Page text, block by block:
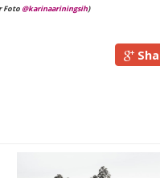
Foto @karinaariningsih)